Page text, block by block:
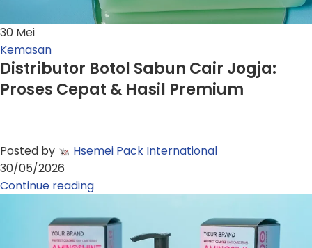
30 Mei
Kemasan
Distributor Botol Sabun Cair Jogja:
Proses Cepat & Hasil Premium
Posted by
Hsemei Pack International
30/05/2026
Continue reading